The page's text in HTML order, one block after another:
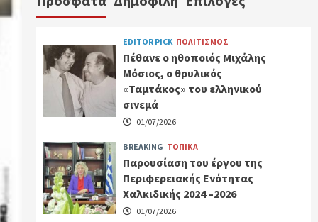
EDITOR PICK ΠΟΛΙΤΙΣΜΟΣ
Πέθανε ο ηθοποιός Μιχάλης
Μόσιος, ο θρυλικός
«Ταμτάκος» του ελληνικού
σινεμά
01/07/2026
BREAKING ΤΟΠΙΚΑ
Παρουσίαση του έργου της
Περιφερειακής Ενότητας
Χαλκιδικής 2024 –2026
01/07/2026